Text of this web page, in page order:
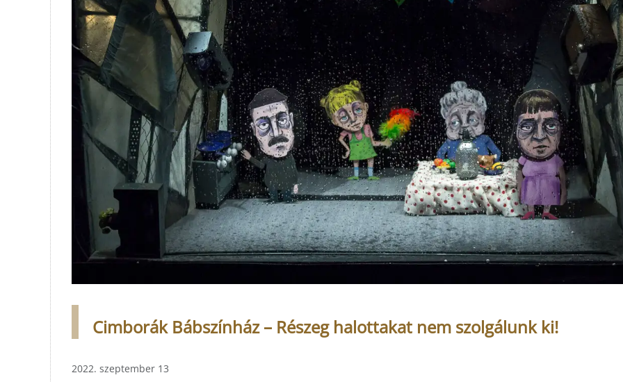
Cimborák Bábszínház – Részeg halottakat nem szolgálunk ki!
2022. szeptember 13